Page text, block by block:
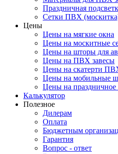
Праздничная
Сетки ПВХ
Цены
Цены на мягкие окна
Цены на москитные
Цены на шторы для
Цены на ПВХ завесы
Цены на скатерти
Цены на мобильные
Цены на праздничное
Калькулятор
Полезное
Дилерам
Оплата
Бюджетным
Гарантия
Вопрос - ответ